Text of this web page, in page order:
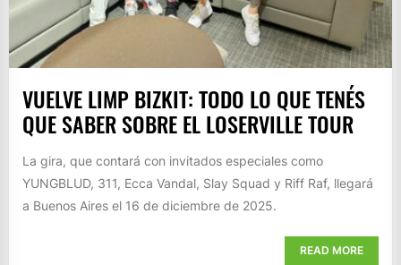
VUELVE LIMP BIZKIT: TODO LO QUE TENÉS
QUE SABER SOBRE EL LOSERVILLE TOUR
La gira, que contará con invitados especiales como
YUNGBLUD, 311, Ecca Vandal, Slay Squad y Riff Raf, llegará
a Buenos Aires el 16 de diciembre de 2025.
READ MORE